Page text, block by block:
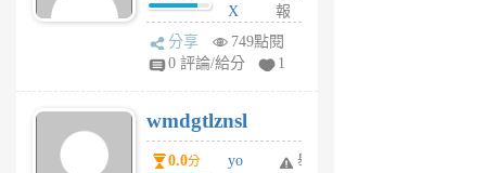
X
Pe
Jc
R
P
m
報
分享
749點閱
0 評論/給分
1
wmdgtlznsl
0.0分
yo
舉